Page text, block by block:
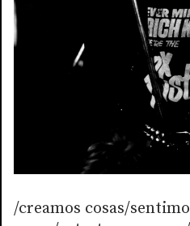
/creamos cosas/